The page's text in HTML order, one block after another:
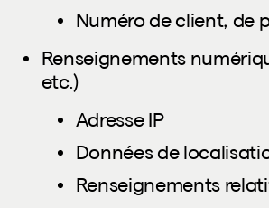
Numéro de client, de
Renseignements
etc.)
Adresse IP
Données de
Renseignements